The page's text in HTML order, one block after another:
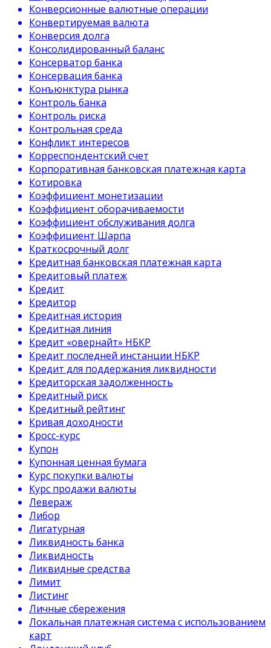
Конверсионные валютные операции
Конвертируемая валюта
Конверсия долга
Консолидированный баланс
Консерватор банка
Консервация банка
Конъюнктура рынка
Контроль банка
Контроль риска
Контрольная среда
Конфликт интересов
Корреспондентский счет
Корпоративная банковская платежная карта
Котировка
Коэффициент монетизации
Коэффициент оборачиваемости
Коэффициент обслуживания долга
Коэффициент Шарпа
Краткосрочный долг
Кредитная банковская платежная карта
Кредитовый платеж
Кредит
Кредитор
Кредитная история
Кредитная линия
Кредит «овернайт» НБКР
Кредит последней инстанции НБКР
Кредит для поддержания ликвидности
Кредиторская задолженность
Кредитный риск
Кредитный рейтинг
Кривая доходности
Кросс-курс
Купон
Купонная ценная бумага
Курс покупки валюты
Курс продажи валюты
Левераж
Либор
Лигатурная
Ликвидность банка
Ликвидность
Ликвидные средства
Лимит
Листинг
Личные сбережения
Локальная платежная система с использованием
карт